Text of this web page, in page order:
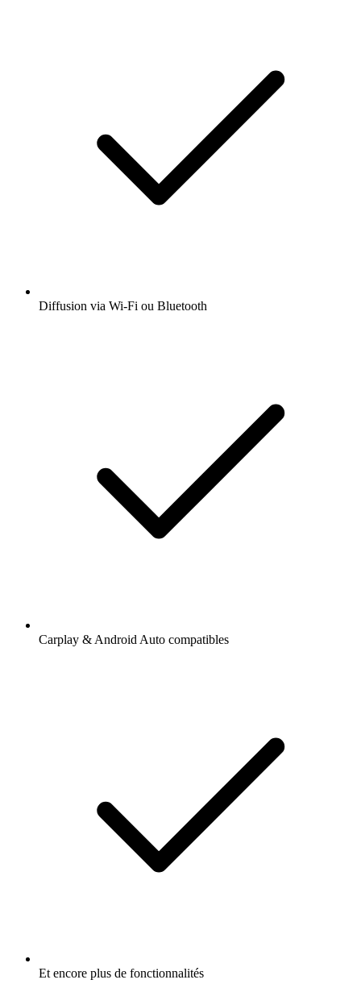
Diffusion via Wi-Fi ou Bluetooth
Carplay & Android Auto compatibles
Et encore plus de fonctionnalités